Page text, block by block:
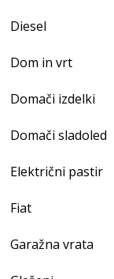
Diesel
Dom in vrt
Domači izdelki
Domači sladoled
Električni pastir
Fiat
Garažna vrata